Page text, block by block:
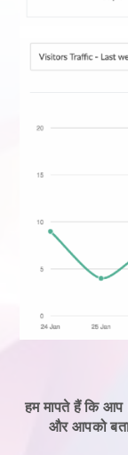
हम मापते हैं कि आप
और आपको